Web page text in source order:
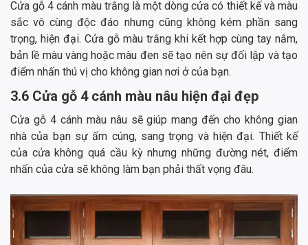
Cửa gỗ 4 cánh màu trắng là một dòng cửa có thiết kế và màu
sắc vô cùng độc đáo nhưng cũng không kém phần sang
trọng, hiện đại. Cửa gỗ màu trắng khi kết hợp cùng tay nắm,
bản lề màu vàng hoặc màu đen sẽ tạo nên sự đối lập và tạo
điểm nhấn thú vị cho không gian nơi ở của bạn.
3.6 Cửa gỗ 4 cánh màu nâu hiện đại đẹp
Cửa gỗ 4 cánh màu nâu sẽ giúp mang đến cho không gian
nhà của bạn sự ấm cúng, sang trọng và hiện đại. Thiết kế
của cửa không quá cầu kỳ nhưng những đường nét, điểm
nhấn của cửa sẽ không làm bạn phải thất vọng đâu.